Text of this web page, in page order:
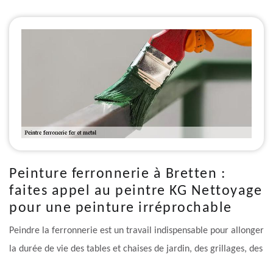
Peinture ferronnerie à Bretten :
faites appel au peintre KG Nettoyage
pour une peinture irréprochable
Peindre la ferronnerie est un travail indispensable pour allonger
la durée de vie des tables et chaises de jardin, des grillages, des